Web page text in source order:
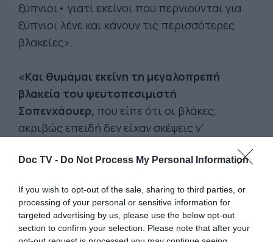
Doc TV - Do Not Process My Personal Information
If you wish to opt-out of the sale, sharing to third parties, or
processing of your personal or sensitive information for
targeted advertising by us, please use the below opt-out
section to confirm your selection. Please note that after your
ξύπνιοι• γιατί εκείνοι που περνιούνται για
ξύπνιοι λένε και κάνουν τις περισσότερες
βλακείες».
«Και θυμάμαι εκείνη τη μεγαλοπρεπή
βλακεία του ψευτοπεσιμιστή
Σοπενχάουερ, που είπε ότι οι βλάκες,
ακριβώς επειδή δεν είχαν σκέψεις ν’
χαρτονάκια για να δίνουν ο ένας στον άλλον:
επινόησαν τα χαρτιά, δεν πρέπει να ‘ταν τόσο
κουτοί, ενώ ο Σοπενχάουερ ούτε καν αυτό
επινόησε, παρά μόνο ένα σύστημα